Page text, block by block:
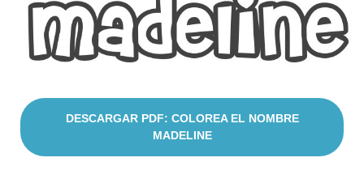
Cuentos
DESCARGAR PDF: COLOREA EL NOMBRE
MADELINE